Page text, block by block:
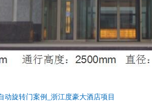
动旋转门案例_浙江度豪大酒店项目